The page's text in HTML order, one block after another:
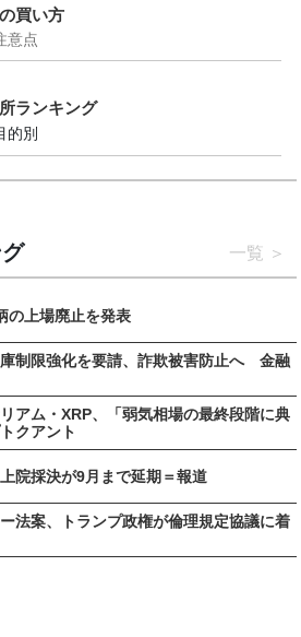
買い方
意点
ランキング
的別
一覧
の上場廃止を発表
制限強化を要請、詐欺被害防止へ 金融
アム・XRP、「弱気相場の最終段階に典
クアント
院採決が9月まで延期＝報道
法案、トランプ政権が倫理規定協議に着